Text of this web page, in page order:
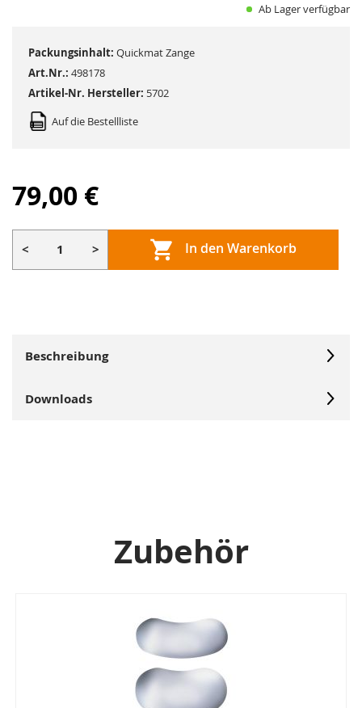
Ab Lager verfügbar
Art.Nr.: 498178
Auf die Bestellliste
Artikel-Nr. Hersteller: 5702
Packungsinhalt: Quickmat Zange
79,00 €
< > In den Warenkorb
Beschreibung
Downloads
Zubehör